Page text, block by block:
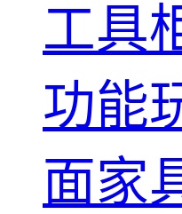
工具
功能
面家